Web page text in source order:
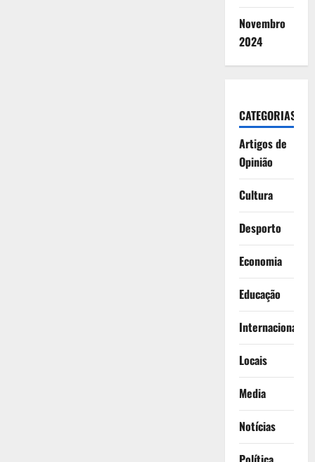
Novembro
2024
CATEGORIAS
Artigos de
Opinião
Cultura
Desporto
Economia
Educação
Internacionais
Locais
Media
Notícias